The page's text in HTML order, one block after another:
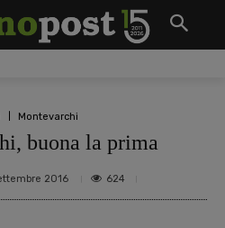
Montevarchi
buona la prima
2016 624